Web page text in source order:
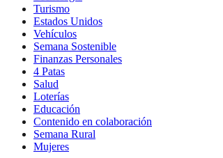
Turismo
Estados Unidos
Vehículos
Semana Sostenible
Finanzas Personales
4 Patas
Salud
Loterías
Educación
Contenido en colaboración
Semana Rural
Mujeres